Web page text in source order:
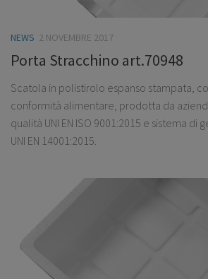
NEWS 2 NOVEMBRE 2017
Porta Stracchino art.70948
Scatola in polistirolo espanso stampata,
conformità alimentare, prodotta da
qualità UNI EN ISO 9001:2015 e sistema di
UNI EN 14001:2015.